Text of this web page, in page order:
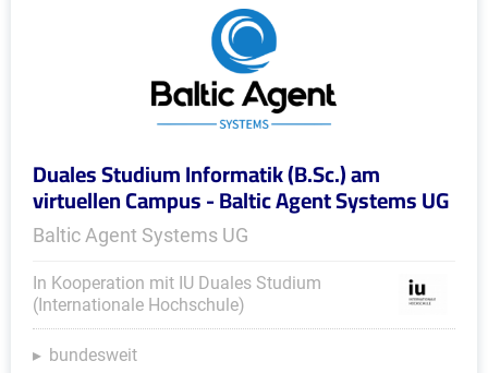
Duales Studium Informatik (B.Sc.) am
virtuellen Campus - Baltic Agent Systems UG
Baltic Agent Systems UG
In Kooperation mit IU Duales Studium
(Internationale Hochschule)
bundesweit